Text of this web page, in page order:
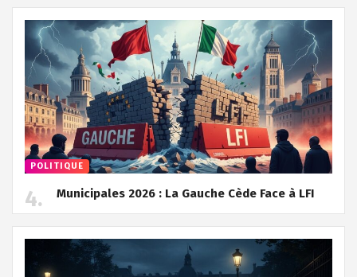
POLITIQUE
Municipales 2026 : La Gauche Cède Face à LFI